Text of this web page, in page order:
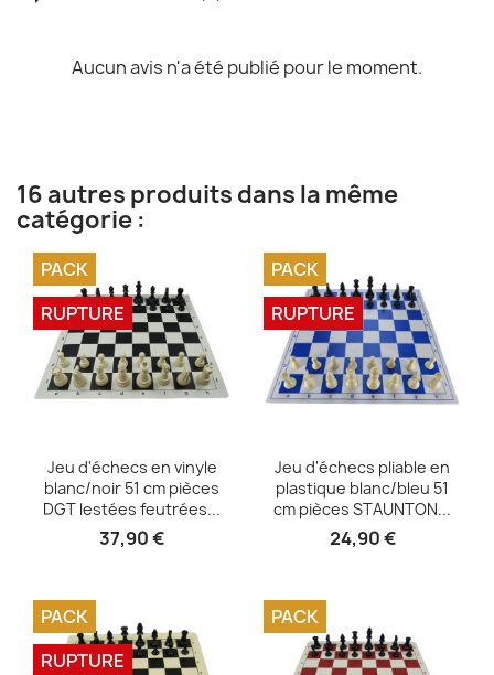
Aucun avis n'a été publié pour le moment.
16 autres produits dans la même
catégorie :
Aperçu rapide
Jeu d'échecs en vinyle
blanc/noir 51 cm pièces
DGT lestées feutrées...
37,90 €
PACK
RUPTURE
Aperçu rapide
Jeu d'échecs pliable en
plastique blanc/bleu 51
cm pièces STAUNTON...
24,90 €
PACK
RUPTURE
PACK
RUPTURE
PACK